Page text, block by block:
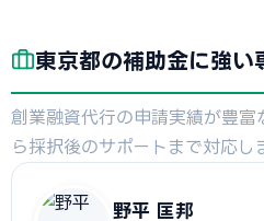
東京都の補助金に強い
創業融資代行の申請実績が豊富
ら採択後のサポートまで対応し
野平 匡邦